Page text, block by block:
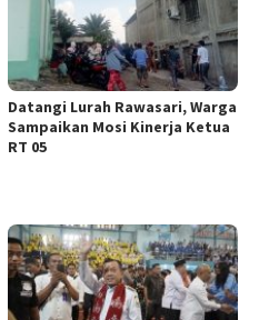
Datangi Lurah Rawasari, Warga
Sampaikan Mosi Kinerja Ketua
RT 05